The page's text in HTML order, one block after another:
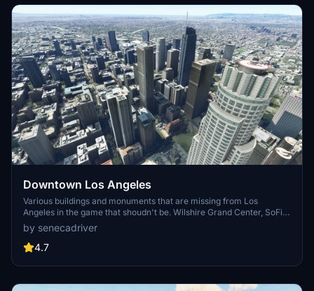
Downtown Los Angeles
Various buildings and monuments that are missing from Los
Angeles in the game that shoudn't be. Wilshire Grand Center, SoFi
Stadium, 801 S Grand, 825 S Hill, 888 S Hope, 1000 Grand, Apex the
One, Atelier, Aven Apartments, Metropolis Towers, Level Los
Angeles
by senecadriver
4.7